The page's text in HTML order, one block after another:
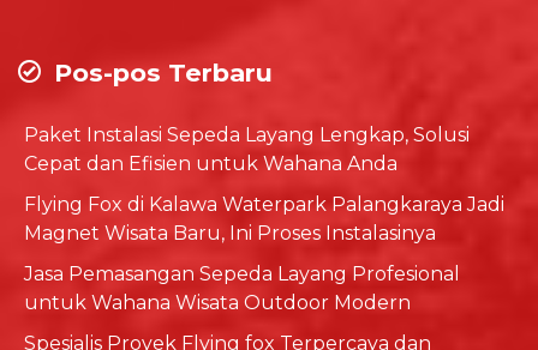
Pos-pos Terbaru
Paket Instalasi Sepeda Layang Lengkap, Solusi
Cepat dan Efisien untuk Wahana Anda
Flying Fox di Kalawa Waterpark Palangkaraya Jadi
Magnet Wisata Baru, Ini Proses Instalasinya
Jasa Pemasangan Sepeda Layang Profesional
untuk Wahana Wisata Outdoor Modern
Spesialis Proyek Flying fox Terpercaya dan